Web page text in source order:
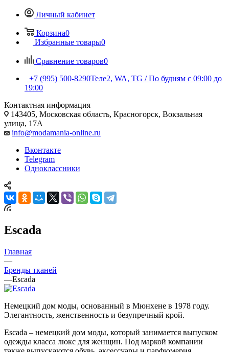
Личный кабинет
Корзина0
Избранные товары0
Сравнение товаров0
+7 (995) 500-8290Теле2, WA, TG / По будням c 09:00 до
19:00
Контактная информация
143405, Московская область, Красногорск, Вокзальная
улица, 17А
info@modamania-online.ru
Вконтакте
Telegram
Одноклассники
Escada
Главная
—
Бренды тканей
—Escada
Немецкий дом моды, основанный в Мюнхене в 1978 году.
Элегантность, женственность и безупречный крой.
Escada – немецкий дом моды, который занимается выпуском
одежды класса люкс для женщин. Под маркой компании